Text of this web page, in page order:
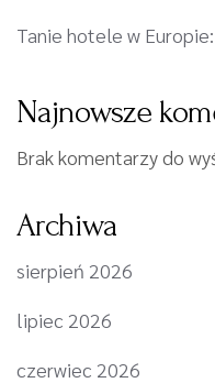
Tanie hotele w
Najnowsze
Brak komentarzy do
Archiwa
sierpień 2026
lipiec 2026
czerwiec 2026